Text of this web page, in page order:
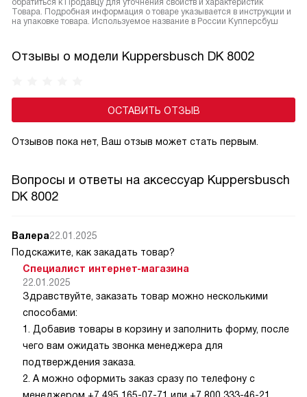
обратиться к Продавцу для уточнения свойств и характеристик
Товара. Подробная информация о товаре указывается в инструкции и
на упаковке товара. Используемое название в России Купперсбуш
Отзывы о модели Kuppersbusch DK 8002
ОСТАВИТЬ ОТЗЫВ
Отзывов пока нет, Ваш отзыв может стать первым.
Вопросы и ответы на аксессуар Kuppersbusch
DK 8002
Валера22.01.2025
Подскажите, как закадать товар?
Специалист интернет-магазина
22.01.2025
Здравствуйте, заказать товар можно несколькими
способами:
1. Добавив товары в корзину и заполнить форму, после
чего вам ожидать звонка менеджера для
подтверждения заказа.
2. А можно оформить заказ сразу по телефону с